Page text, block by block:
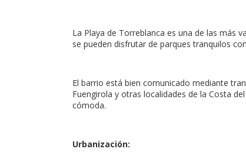
La Playa de Torreblanca es una de las más
se pueden disfrutar de parques tranquilos
El barrio está bien comunicado mediante
Fuengirola y otras localidades de la Costa
cómoda.
Urbanización: